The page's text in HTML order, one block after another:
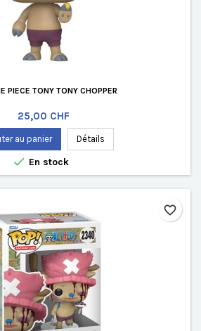
PIECE TONY TONY CHOPPER
Prix
25,00 CHF
au panier Détails
 En stock
favorite_border